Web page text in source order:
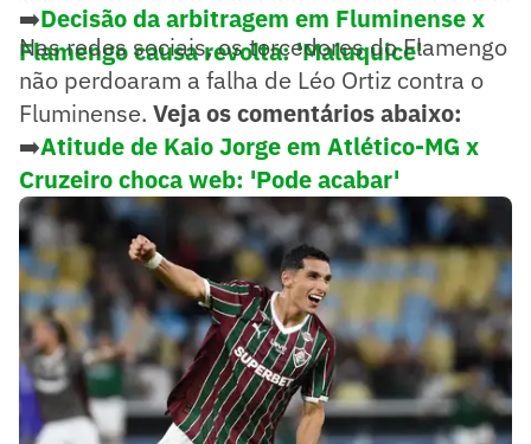
➡️Decisão da arbitragem em Fluminense x
Flamengo causa revolta: 'Maluquice'
Nas redes sociais, os torcedores do Flamengo
não perdoaram a falha de Léo Ortiz contra o
Fluminense. Veja os comentários abaixo:
➡️Atitude de Kaio Jorge em Atlético-MG x
Cruzeiro choca web: 'Pode acabar'